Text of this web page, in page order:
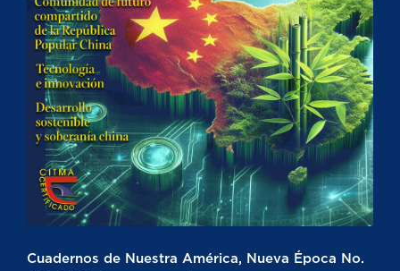
Cuadernos de Nuestra América, Nueva Época No.